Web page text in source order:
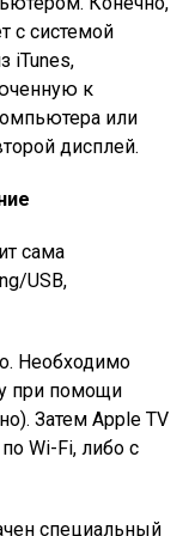
с системой
iTunes,
к
или
дисплей.
сама
USB,
Необходимо
при помощи
Затем Apple TV
Wi-Fi, либо с
специальный